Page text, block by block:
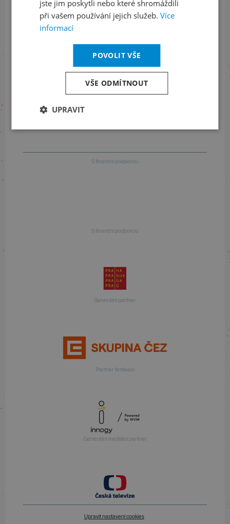
Informace o stavu objednávek
+420 461 049 232
Informace o programu
+420 257 310 414
S finanční podporou
S finanční podporou
Generální partner
Partner festivalu
Generální mediální partner
Upravit nastavení cookies
jste jim poskytli nebo které shromáždili
při vašem používání jejich služeb. Více
informací
POVOLIT VŠE
VŠE ODMÍTNOUT
UPRAVIT